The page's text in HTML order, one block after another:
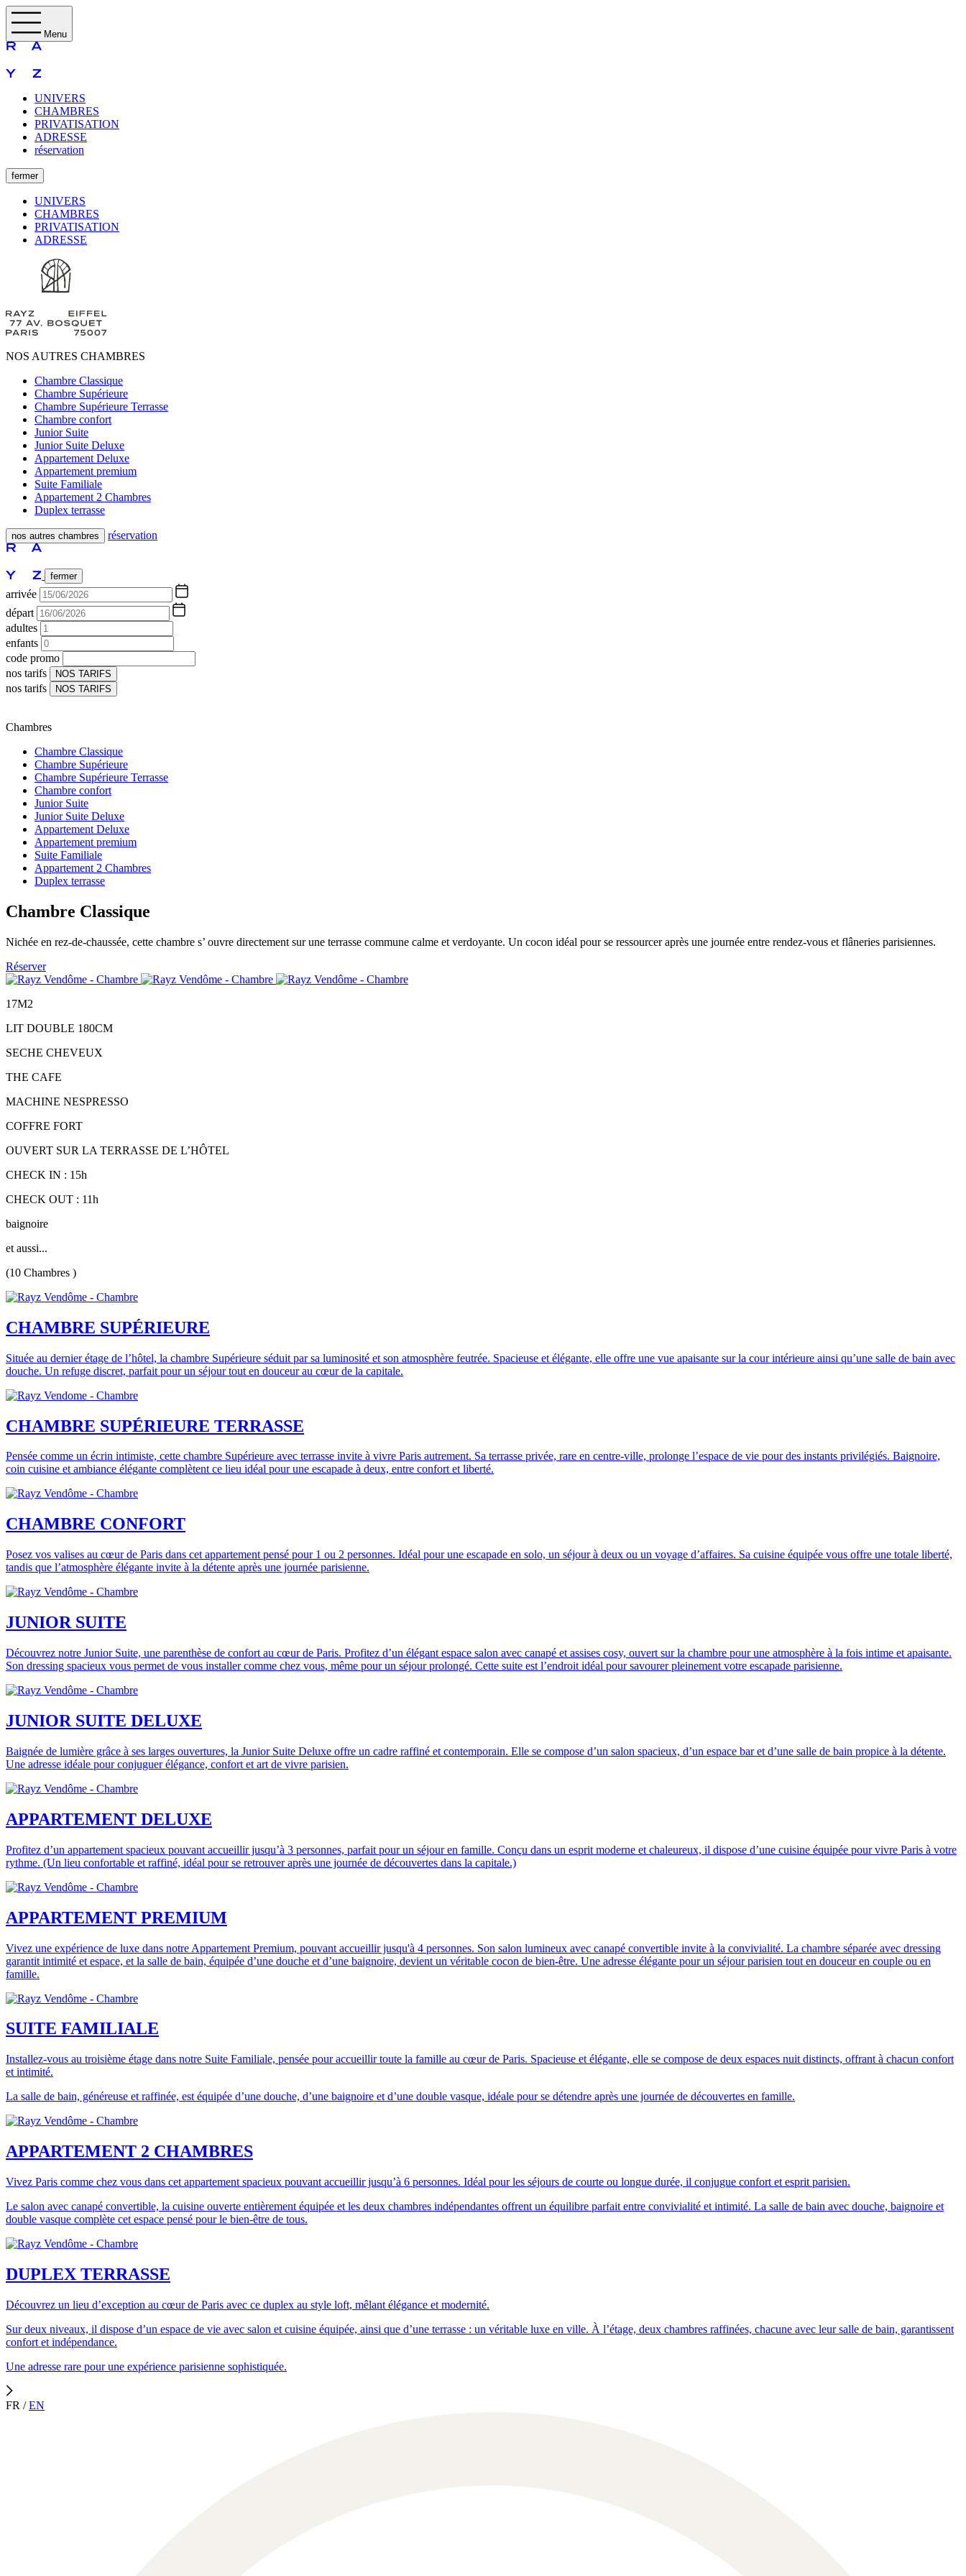
Menu
UNIVERS
CHAMBRES
PRIVATISATION
ADRESSE
réservation
fermer
UNIVERS
CHAMBRES
PRIVATISATION
ADRESSE
NOS AUTRES CHAMBRES
Chambre Classique
Chambre Supérieure
Chambre Supérieure Terrasse
Chambre confort
Junior Suite
Junior Suite Deluxe
Appartement Deluxe
Appartement premium
Suite Familiale
Appartement 2 Chambres
Duplex terrasse
nos autres chambres réservation
fermer
arrivée
départ
adultes
enfants
code promo
nos tarifs
NOS TARIFS
nos tarifs NOS TARIFS
Chambres
Chambre Classique
Chambre Supérieure
Chambre Supérieure Terrasse
Chambre confort
Junior Suite
Junior Suite Deluxe
Appartement Deluxe
Appartement premium
Suite Familiale
Appartement 2 Chambres
Duplex terrasse
Chambre Classique
Nichée en rez-de-chaussée, cette chambre s’ ouvre directement sur une terrasse commune calme et verdoyante. Un cocon idéal pour se ressourcer après une journée entre rendez-vous et flâneries parisiennes.
Réserver
17M2
LIT DOUBLE 180CM
SECHE CHEVEUX
THE CAFE
MACHINE NESPRESSO
COFFRE FORT
OUVERT SUR LA TERRASSE DE L’HÔTEL
CHECK IN : 15h
CHECK OUT : 11h
baignoire
et aussi...
(10 Chambres )
CHAMBRE SUPÉRIEURE
Située au dernier étage de l’hôtel, la chambre Supérieure séduit par sa luminosité et son atmosphère feutrée. Spacieuse et élégante, elle offre une vue apaisante sur la cour intérieure ainsi qu’une salle de bain avec
douche. Un refuge discret, parfait pour un séjour tout en douceur au cœur de la capitale.
CHAMBRE SUPÉRIEURE TERRASSE
Pensée comme un écrin intimiste, cette chambre Supérieure avec terrasse invite à vivre Paris autrement. Sa terrasse privée, rare en centre-ville, prolonge l’espace de vie pour des instants privilégiés. Baignoire,
coin cuisine et ambiance élégante complètent ce lieu idéal pour une escapade à deux, entre confort et liberté.
CHAMBRE CONFORT
Posez vos valises au cœur de Paris dans cet appartement pensé pour 1 ou 2 personnes. Idéal pour une escapade en solo, un séjour à deux ou un voyage d’affaires. Sa cuisine équipée vous offre une totale liberté,
tandis que l’atmosphère élégante invite à la détente après une journée parisienne.
JUNIOR SUITE
Découvrez notre Junior Suite, une parenthèse de confort au cœur de Paris. Profitez d’un élégant espace salon avec canapé et assises cosy, ouvert sur la chambre pour une atmosphère à la fois intime et apaisante.
Son dressing spacieux vous permet de vous installer comme chez vous, même pour un séjour prolongé. Cette suite est l’endroit idéal pour savourer pleinement votre escapade parisienne.
JUNIOR SUITE DELUXE
Baignée de lumière grâce à ses larges ouvertures, la Junior Suite Deluxe offre un cadre raffiné et contemporain. Elle se compose d’un salon spacieux, d’un espace bar et d’une salle de bain propice à la détente.
Une adresse idéale pour conjuguer élégance, confort et art de vivre parisien.
APPARTEMENT DELUXE
Profitez d’un appartement spacieux pouvant accueillir jusqu’à 3 personnes, parfait pour un séjour en famille. Conçu dans un esprit moderne et chaleureux, il dispose d’une cuisine équipée pour vivre Paris à votre
rythme. (Un lieu confortable et raffiné, idéal pour se retrouver après une journée de découvertes dans la capitale.)
APPARTEMENT PREMIUM
Vivez une expérience de luxe dans notre Appartement Premium, pouvant accueillir jusqu'à 4 personnes. Son salon lumineux avec canapé convertible invite à la convivialité. La chambre séparée avec dressing
garantit intimité et espace, et la salle de bain, équipée d’une douche et d’une baignoire, devient un véritable cocon de bien-être. Une adresse élégante pour un séjour parisien tout en douceur en couple ou en
famille.
SUITE FAMILIALE
Installez-vous au troisième étage dans notre Suite Familiale, pensée pour accueillir toute la famille au cœur de Paris. Spacieuse et élégante, elle se compose de deux espaces nuit distincts, offrant à chacun confort
et intimité.
La salle de bain, généreuse et raffinée, est équipée d’une douche, d’une baignoire et d’une double vasque, idéale pour se détendre après une journée de découvertes en famille.
APPARTEMENT 2 CHAMBRES
Vivez Paris comme chez vous dans cet appartement spacieux pouvant accueillir jusqu’à 6 personnes. Idéal pour les séjours de courte ou longue durée, il conjugue confort et esprit parisien.
Le salon avec canapé convertible, la cuisine ouverte entièrement équipée et les deux chambres indépendantes offrent un équilibre parfait entre convivialité et intimité. La salle de bain avec douche, baignoire et
double vasque complète cet espace pensé pour le bien-être de tous.
DUPLEX TERRASSE
Découvrez un lieu d’exception au cœur de Paris avec ce duplex au style loft, mêlant élégance et modernité.
Sur deux niveaux, il dispose d’un espace de vie avec salon et cuisine équipée, ainsi que d’une terrasse : un véritable luxe en ville. À l’étage, deux chambres raffinées, chacune avec leur salle de bain, garantissent
confort et indépendance.
Une adresse rare pour une expérience parisienne sophistiquée.
FR /EN